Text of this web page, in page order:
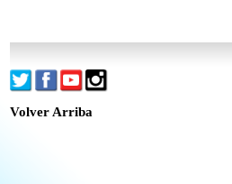
Volver Arriba